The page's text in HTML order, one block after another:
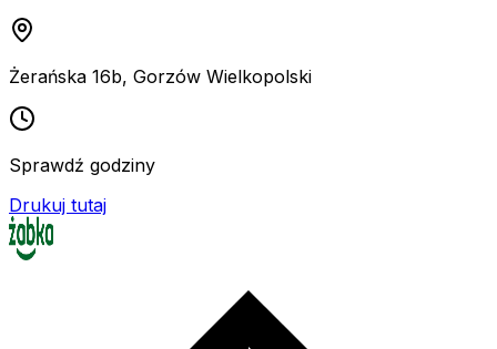
Żerańska 16b, Gorzów Wielkopolski
Sprawdź godziny
Drukuj tutaj